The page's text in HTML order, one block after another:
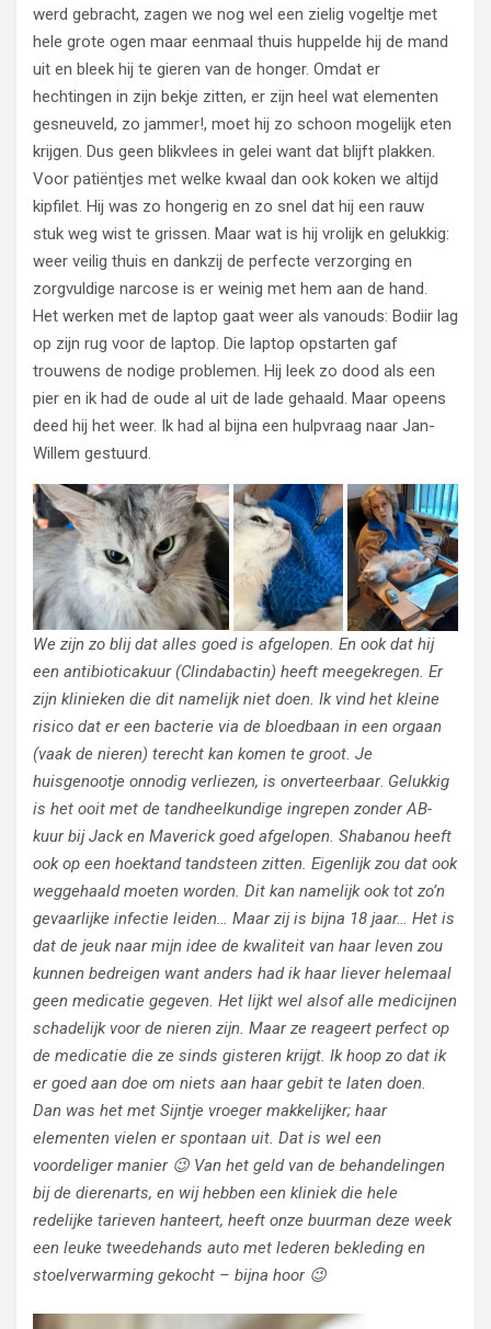
werd gebracht, zagen we nog wel een zielig vogeltje met
hele grote ogen maar eenmaal thuis huppelde hij de mand
uit en bleek hij te gieren van de honger. Omdat er
hechtingen in zijn bekje zitten, er zijn heel wat elementen
gesneuveld, zo jammer!, moet hij zo schoon mogelijk eten
krijgen. Dus geen blikvlees in gelei want dat blijft plakken.
Voor patiëntjes met welke kwaal dan ook koken we altijd
kipfilet. Hij was zo hongerig en zo snel dat hij een rauw
stuk weg wist te grissen. Maar wat is hij vrolijk en gelukkig:
weer veilig thuis en dankzij de perfecte verzorging en
zorgvuldige narcose is er weinig met hem aan de hand.
Het werken met de laptop gaat weer als vanouds: Bodiir lag
op zijn rug voor de laptop. Die laptop opstarten gaf
trouwens de nodige problemen. Hij leek zo dood als een
pier en ik had de oude al uit de lade gehaald. Maar opeens
deed hij het weer. Ik had al bijna een hulpvraag naar Jan-
Willem gestuurd.
We zijn zo blij dat alles goed is afgelopen. En ook dat hij
een antibioticakuur (Clindabactin) heeft meegekregen. Er
zijn klinieken die dit namelijk niet doen. Ik vind het kleine
risico dat er een bacterie via de bloedbaan in een orgaan
(vaak de nieren) terecht kan komen te groot. Je
huisgenootje onnodig verliezen, is onverteerbaar. Gelukkig
is het ooit met de tandheelkundige ingrepen zonder AB-
kuur bij Jack en Maverick goed afgelopen. Shabanou heeft
ook op een hoektand tandsteen zitten. Eigenlijk zou dat ook
weggehaald moeten worden. Dit kan namelijk ook tot zo’n
gevaarlijke infectie leiden… Maar zij is bijna 18 jaar… Het is
dat de jeuk naar mijn idee de kwaliteit van haar leven zou
kunnen bedreigen want anders had ik haar liever helemaal
geen medicatie gegeven. Het lijkt wel alsof alle medicijnen
schadelijk voor de nieren zijn. Maar ze reageert perfect op
de medicatie die ze sinds gisteren krijgt. Ik hoop zo dat ik
er goed aan doe om niets aan haar gebit te laten doen.
Dan was het met Sijntje vroeger makkelijker; haar
elementen vielen er spontaan uit. Dat is wel een
voordeliger manier 😉 Van het geld van de behandelingen
bij de dierenarts, en wij hebben een kliniek die hele
redelijke tarieven hanteert, heeft onze buurman deze week
een leuke tweedehands auto met lederen bekleding en
stoelverwarming gekocht – bijna hoor 😉